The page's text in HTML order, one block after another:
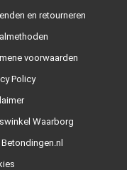
en retourneren
voorwaarden
Policy
Waarborg
Betondingen.nl